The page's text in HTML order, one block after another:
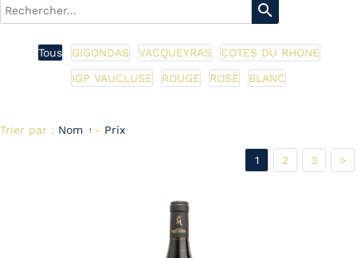
search
Tous GIGONDAS VACQUEYRAS
COTES DU RHONE
IGP VAUCLUSE
ROUGE ROSE BLANC
Trier par : Nom - Prix
1 2 3 >